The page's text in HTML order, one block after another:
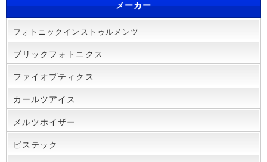
メーカー
フォトニックインストゥルメンツ
ブリックフォトニクス
ファイオプティクス
カールツアイス
メルツホイザー
ビステック